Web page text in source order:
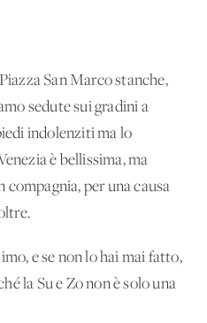
San Marco stanche,
sedute sui gradini a
indolenziti ma lo
è bellissima, ma
compagnia, per una causa
e se non lo hai mai fatto,
la Su e Zo non è solo una